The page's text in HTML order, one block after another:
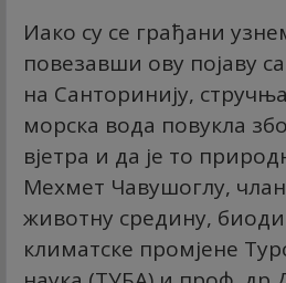
Иако су се грађани
повезавши ову појаву
на Санторинију,
морска вода повукла
вјетра и да је то
Мехмет Чавушоглу,
животну средину,
климатске промјене